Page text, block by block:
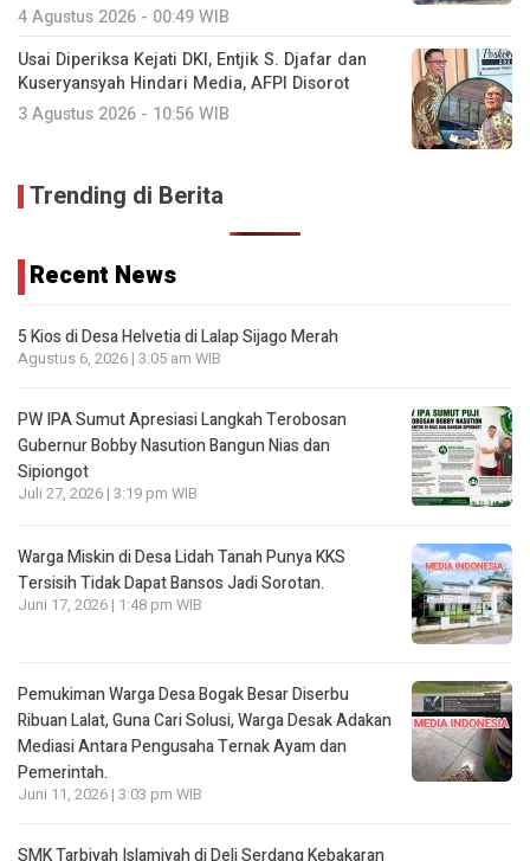
4 Agustus 2026 - 00:49 WIB
Usai Diperiksa Kejati DKI, Entjik S. Djafar dan
Kuseryansyah Hindari Media, AFPI Disorot
3 Agustus 2026 - 10:56 WIB
Trending di Berita
Recent News
5 Kios di Desa Helvetia di Lalap Sijago Merah
Agustus 6, 2026 | 3:05 am WIB
PW IPA Sumut Apresiasi Langkah Terobosan
Gubernur Bobby Nasution Bangun Nias dan
Sipiongot
Juli 27, 2026 | 3:19 pm WIB
Warga Miskin di Desa Lidah Tanah Punya KKS
Tersisih Tidak Dapat Bansos Jadi Sorotan.
Juni 17, 2026 | 1:48 pm WIB
Pemukiman Warga Desa Bogak Besar Diserbu
Ribuan Lalat, Guna Cari Solusi, Warga Desak Adakan
Mediasi Antara Pengusaha Ternak Ayam dan
Pemerintah.
Juni 11, 2026 | 3:03 pm WIB
SMK Tarbiyah Islamiyah di Deli Serdang Kebakaran